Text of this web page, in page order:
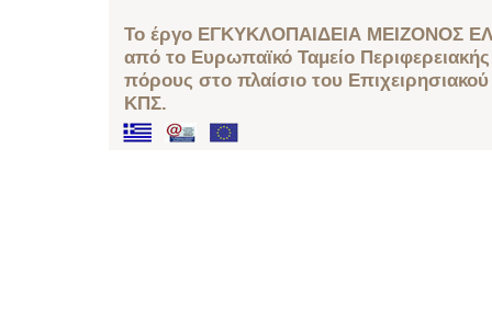
Το έργο ΕΓΚΥΚΛΟΠΑΙΔΕΙΑ ΜΕΙΖΟΝΟΣ
από το Ευρωπαϊκό Ταμείο
πόρους στο πλαίσιο του
ΚΠΣ.